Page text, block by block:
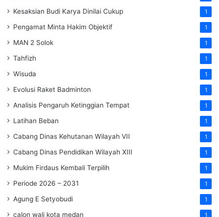
Kesaksian Budi Karya Dinilai Cukup 1
Pengamat Minta Hakim Objektif 1
MAN 2 Solok 1
Tahfizh 1
Wisuda 1
Evolusi Raket Badminton 1
Analisis Pengaruh Ketinggian Tempat 1
Latihan Beban 1
Cabang Dinas Kehutanan Wilayah VII 1
Cabang Dinas Pendidikan Wilayah XIII 1
Mukim Firdaus Kembali Terpilih 1
Periode 2026 – 2031 1
Agung E Setyobudi 1
calon wali kota medan 1